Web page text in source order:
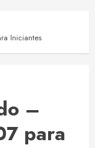
Iniciantes
–
para